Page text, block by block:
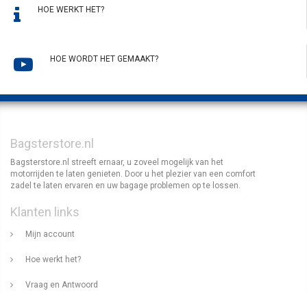
HOE WERKT HET?
HOE WORDT HET GEMAAKT?
Bagsterstore.nl
Bagsterstore.nl streeft ernaar, u zoveel mogelijk van het
motorrijden te laten genieten. Door u het plezier van een comfort
zadel te laten ervaren en uw bagage problemen op te lossen.
Klanten links
Mijn account
Hoe werkt het?
Vraag en Antwoord